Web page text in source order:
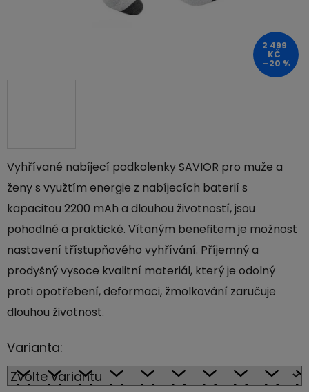
Vyhřívané nabíjecí podkolenky SAVIOR pro muže a
ženy s využtím energie z nabíjecích baterií s
kapacitou 2200 mAh a dlouhou životností, jsou
pohodlné a praktické. Vítaným benefitem je možnost
nastavení třístupňového vyhřívání. Příjemný a
prodyšný vysoce kvalitní materiál, který je odolný
proti opotřebení, deformaci, žmolkování zaručuje
dlouhou životnost.
Varianta:
2 499
KČ
–20 %